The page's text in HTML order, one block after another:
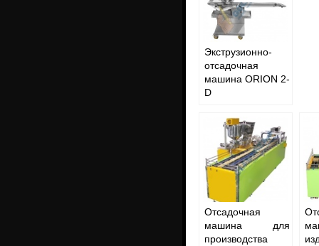
Экструзионно-
отсадочная
машина ORION 2-
D
Отсадочная
машина для
производства